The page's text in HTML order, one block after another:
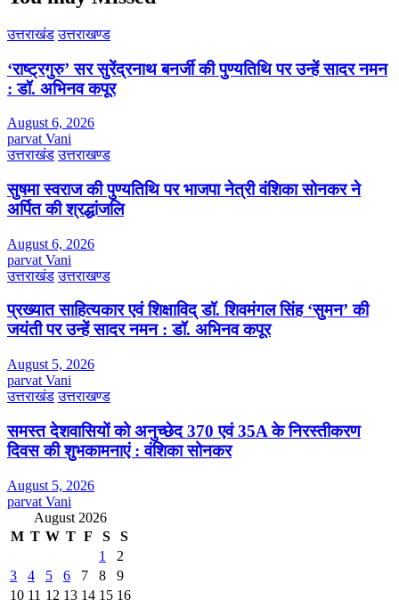
उत्तराखंड उत्तराखण्ड
‘राष्ट्रगुरु’ सर सुरेंद्रनाथ बनर्जी की पुण्यतिथि पर उन्हें सादर नमन
: डॉ. अभिनव कपूर
August 6, 2026
parvat Vani
उत्तराखंड उत्तराखण्ड
सुषमा स्वराज की पुण्यतिथि पर भाजपा नेत्री वंशिका सोनकर ने
अर्पित की श्रद्धांजलि
August 6, 2026
parvat Vani
उत्तराखंड उत्तराखण्ड
प्रख्यात साहित्यकार एवं शिक्षाविद् डॉ. शिवमंगल सिंह ‘सुमन’ की
जयंती पर उन्हें सादर नमन : डॉ. अभिनव कपूर
August 5, 2026
parvat Vani
उत्तराखंड उत्तराखण्ड
समस्त देशवासियों को अनुच्छेद 370 एवं 35A के निरस्तीकरण
दिवस की शुभकामनाएं : वंशिका सोनकर
August 5, 2026
parvat Vani
August 2026
M T W T F S
S
1
2
3
4 5 6 7 8
9
10 11 12 13 14 15 16